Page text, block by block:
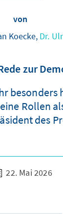
von
Koecke, Dr.
zur
Rollen
des
22. Mai 2026